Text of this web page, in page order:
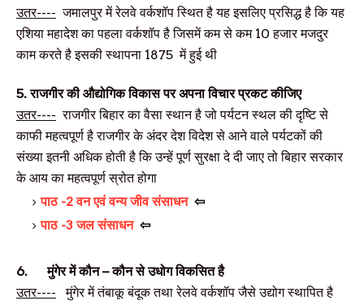
उतर---- जमालपुर में रेलवे वर्कशॉप स्थित है यह इसलिए प्रसिद्ध है कि यह
एशिया महादेश का पहला वर्कशॉप है जिसमें कम से कम 10 हजार मजदुर
काम करते है इसकी स्थापना 1875 में हुई थी
5. राजगीर की औद्योगिक विकास पर अपना विचार प्रकट कीजिए
उतर---- राजगीर बिहार का वैसा स्थान है जो पर्यटन स्थल की दृष्टि से
काफी महत्वपूर्ण है राजगीर के अंदर देश विदेश से आने वाले पर्यटकों की
संख्या इतनी अधिक होती है कि उन्हें पूर्ण सुरक्षा दे दी जाए तो बिहार सरकार
के आय का महत्वपूर्ण स्रोत होगा
पाठ -2वन एवं वन्य जीव संसाधन ⇦
पाठ -3जल संसाधन ⇦
6.
मुंगेर में कौन – कौन से उधोग विकसित है
उतर---- मुंगेर में तंबाकू बंदूक तथा रेलवे वर्कशॉप जैसे उद्योग स्थापित है